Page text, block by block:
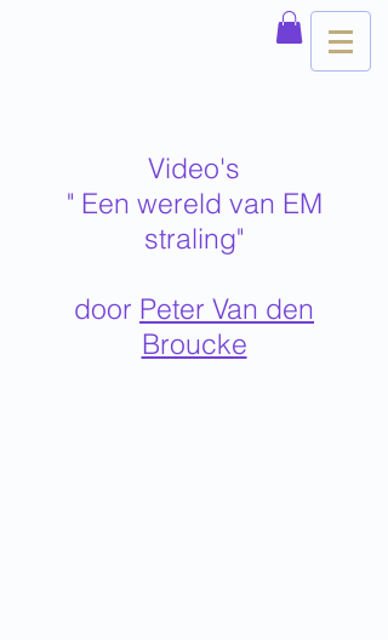
Video's
" Een wereld van EM
straling"
door Peter Van den
Broucke